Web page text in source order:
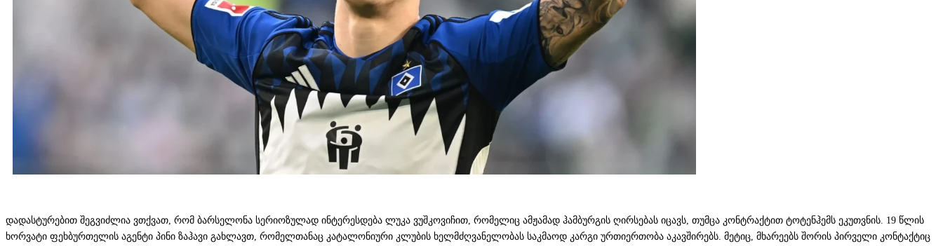
დადასტურებით შეგვიძლია ვთქვათ, რომ ბარსელონა სერიოზულად ინტერესდება ლუკა ვუშკოვიჩით, რომელიც ამჟამად ჰამბურგის ღირსებას იცავს, თუმცა კონტრაქტით ტოტენჰემს ეკუთვნის. 19 წლის
ხორვატი ფეხბურთელის აგენტი პინი ზაჰავი გახლავთ, რომელთანაც კატალონიური კლუბის ხელმძღვანელობას საკმაოდ კარგი ურთიერთობა აკავშირებს. მეტიც, მხარეებს შორის პირველი კონტაქტიც